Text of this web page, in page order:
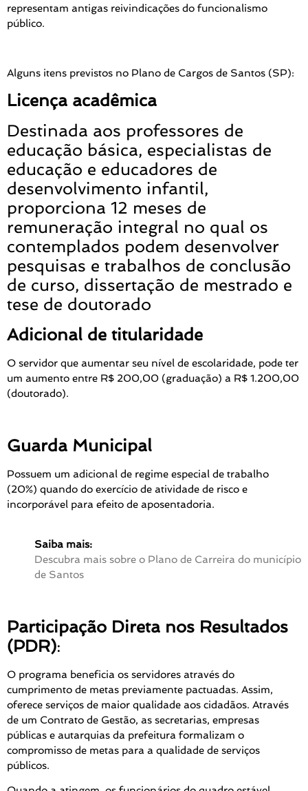
representam antigas reivindicações do funcionalismo
público.
Alguns itens previstos no Plano de Cargos de Santos (SP):
Licença acadêmica
Destinada aos professores de
educação básica, especialistas de
educação e educadores de
desenvolvimento infantil,
proporciona 12 meses de
remuneração integral no qual os
contemplados podem desenvolver
pesquisas e trabalhos de conclusão
de curso, dissertação de mestrado e
tese de doutorado
Adicional de titularidade
O servidor que aumentar seu nível de escolaridade, pode ter
um aumento entre R$ 200,00 (graduação) a R$ 1.200,00
(doutorado).
Guarda Municipal
Possuem um adicional de regime especial de trabalho
(20%) quando do exercício de atividade de risco e
incorporável para efeito de aposentadoria.
Saiba mais:
Descubra mais sobre o Plano de Carreira do município
de Santos
Participação Direta nos Resultados
(PDR):
O programa beneficia os servidores através do
cumprimento de metas previamente pactuadas. Assim,
oferece serviços de maior qualidade aos cidadãos. Através
de um Contrato de Gestão, as secretarias, empresas
públicas e autarquias da prefeitura formalizam o
compromisso de metas para a qualidade de serviços
públicos.